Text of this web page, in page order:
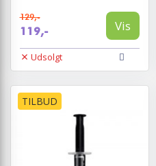
129,-
119,- Vis
Udsolgt
TILBUD